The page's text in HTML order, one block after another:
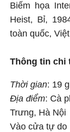
Biếm họa
Heist, Bỉ,
toàn quốc,
Thông tin chi
Thời gian: 19
Địa điểm: Cà
Trưng, Hà Nội
Vào cửa tự do